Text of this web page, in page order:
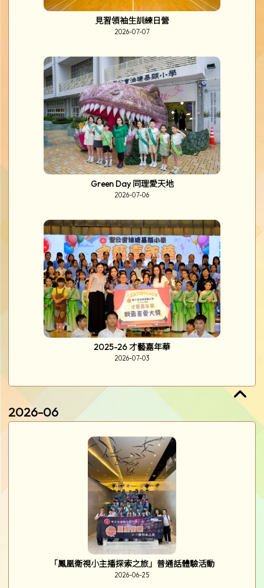
見習領袖生訓練日營
2026-07-07
Green Day 同理愛天地
2026-07-06
2025-26 才藝嘉年華
2026-07-03
2026-06
「鳳凰衛視小主播探索之旅」普通話體驗活動
2026-06-25